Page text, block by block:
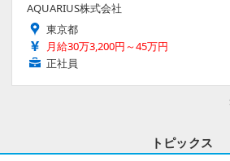
AQUARIUS株式会社
東京都
月給30万3,200円～45万円
正社員
トピックス